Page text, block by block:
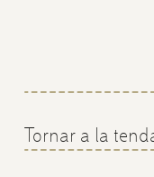
Tornar a la